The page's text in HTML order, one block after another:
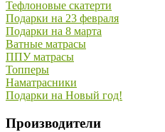
Тефлоновые скатерти
Подарки на 23 февраля
Подарки на 8 марта
Ватные матрасы
ППУ матрасы
Топперы
Наматрасники
Подарки на Новый год!
Производители